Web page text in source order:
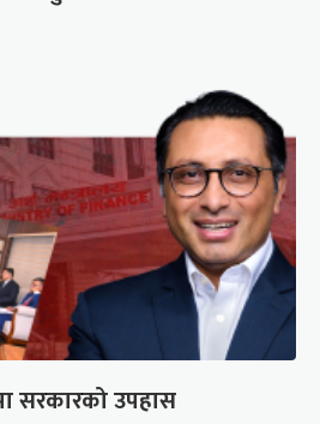
सरकारको उपहास